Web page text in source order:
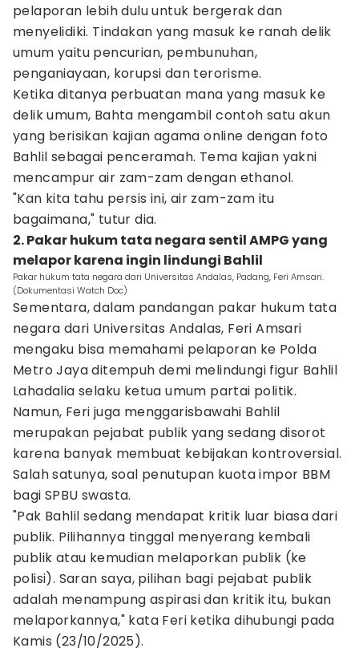
pelaporan lebih dulu untuk bergerak dan
menyelidiki. Tindakan yang masuk ke ranah delik
umum yaitu pencurian, pembunuhan,
penganiayaan, korupsi dan terorisme.
Ketika ditanya perbuatan mana yang masuk ke
delik umum, Bahta mengambil contoh satu akun
yang berisikan kajian agama online dengan foto
Bahlil sebagai penceramah. Tema kajian yakni
mencampur air zam-zam dengan ethanol.
"Kan kita tahu persis ini, air zam-zam itu
bagaimana," tutur dia.
2. Pakar hukum tata negara sentil AMPG yang
melapor karena ingin lindungi Bahlil
Pakar hukum tata negara dari Universitas Andalas, Padang, Feri Amsari.
(Dokumentasi Watch Doc)
Sementara, dalam pandangan pakar hukum tata
negara dari Universitas Andalas, Feri Amsari
mengaku bisa memahami pelaporan ke Polda
Metro Jaya ditempuh demi melindungi figur Bahlil
Lahadalia selaku ketua umum partai politik.
Namun, Feri juga menggarisbawahi Bahlil
merupakan pejabat publik yang sedang disorot
karena banyak membuat kebijakan kontroversial.
Salah satunya, soal penutupan kuota impor BBM
bagi SPBU swasta.
"Pak Bahlil sedang mendapat kritik luar biasa dari
publik. Pilihannya tinggal menyerang kembali
publik atau kemudian melaporkan publik (ke
polisi). Saran saya, pilihan bagi pejabat publik
adalah menampung aspirasi dan kritik itu, bukan
melaporkannya," kata Feri ketika dihubungi pada
Kamis (23/10/2025).